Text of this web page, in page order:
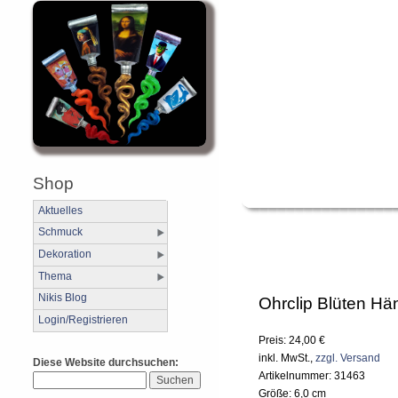
Shop
Aktuelles
Schmuck
Dekoration
Thema
Nikis Blog
Login/Registrieren
Diese Website durchsuchen:
Ohrclip Blüten
Preis: 24,00 €
inkl. MwSt., zzgl. Versand
Artikelnummer: 31463
Größe: 6,0 cm